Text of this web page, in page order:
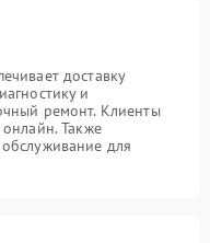
доставку
и
ремонт. Клиенты
онлайн. Также
обслуживание для